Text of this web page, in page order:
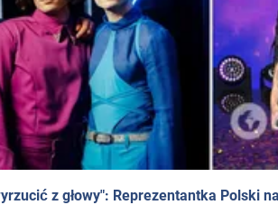
z głowy": Reprezentantka Polski